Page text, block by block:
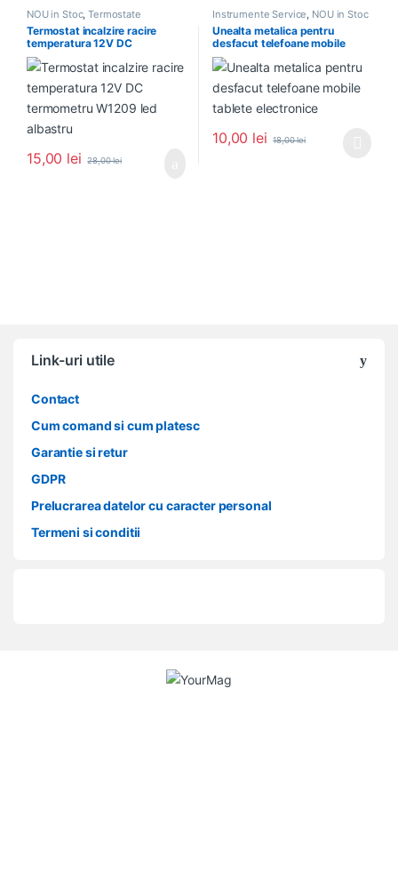
NOU in Stoc,Termostate
Termostat incalzire racire
temperatura 12V DC
termometru W1209 led
albastru
15,00 lei 28,00lei
Instrumente Service, NOU in Stoc
Unealta metalica pentru
desfacut telefoane mobile
tablete electronice
10,00 lei 18,00lei
Link-uri utile
Contact
Cum comand si cum platesc
Garantie si retur
GDPR
Prelucrarea datelor cu caracter personal
Termeni si conditii